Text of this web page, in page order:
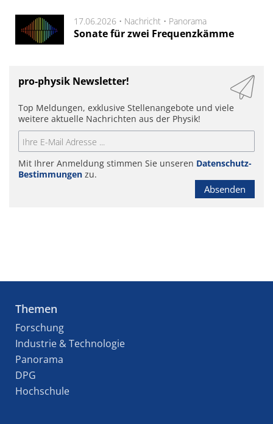
17.06.2026 • Nachricht • Panorama
Sonate für zwei Frequenzkämme
pro-physik Newsletter!
Top Meldungen, exklusive Stellenangebote und viele
weitere aktuelle Nachrichten aus der Physik!
Mit Ihrer Anmeldung stimmen Sie unseren Datenschutz-
Bestimmungen zu.
Absenden
Themen
Forschung
Industrie & Technologie
Panorama
DPG
Hochschule